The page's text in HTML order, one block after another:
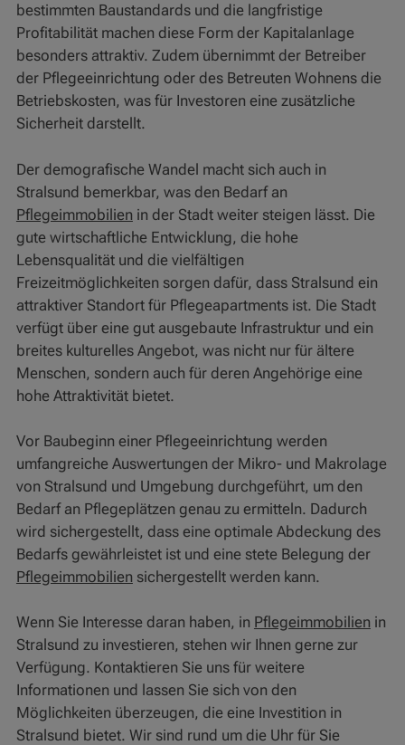
bestimmten Baustandards und die langfristige
Profitabilität machen diese Form der Kapitalanlage
besonders attraktiv. Zudem übernimmt der Betreiber
der Pflegeeinrichtung oder des Betreuten Wohnens die
Betriebskosten, was für Investoren eine zusätzliche
Sicherheit darstellt.
Der demografische Wandel macht sich auch in
Stralsund bemerkbar, was den Bedarf an
Pflegeimmobilien in der Stadt weiter steigen lässt. Die
gute wirtschaftliche Entwicklung, die hohe
Lebensqualität und die vielfältigen
Freizeitmöglichkeiten sorgen dafür, dass Stralsund ein
attraktiver Standort für Pflegeapartments ist. Die Stadt
verfügt über eine gut ausgebaute Infrastruktur und ein
breites kulturelles Angebot, was nicht nur für ältere
Menschen, sondern auch für deren Angehörige eine
hohe Attraktivität bietet.
Vor Baubeginn einer Pflegeeinrichtung werden
umfangreiche Auswertungen der Mikro- und Makrolage
von Stralsund und Umgebung durchgeführt, um den
Bedarf an Pflegeplätzen genau zu ermitteln. Dadurch
wird sichergestellt, dass eine optimale Abdeckung des
Bedarfs gewährleistet ist und eine stete Belegung der
Pflegeimmobilien sichergestellt werden kann.
Wenn Sie Interesse daran haben, in Pflegeimmobilien in
Stralsund zu investieren, stehen wir Ihnen gerne zur
Verfügung. Kontaktieren Sie uns für weitere
Informationen und lassen Sie sich von den
Möglichkeiten überzeugen, die eine Investition in
Stralsund bietet. Wir sind rund um die Uhr für Sie